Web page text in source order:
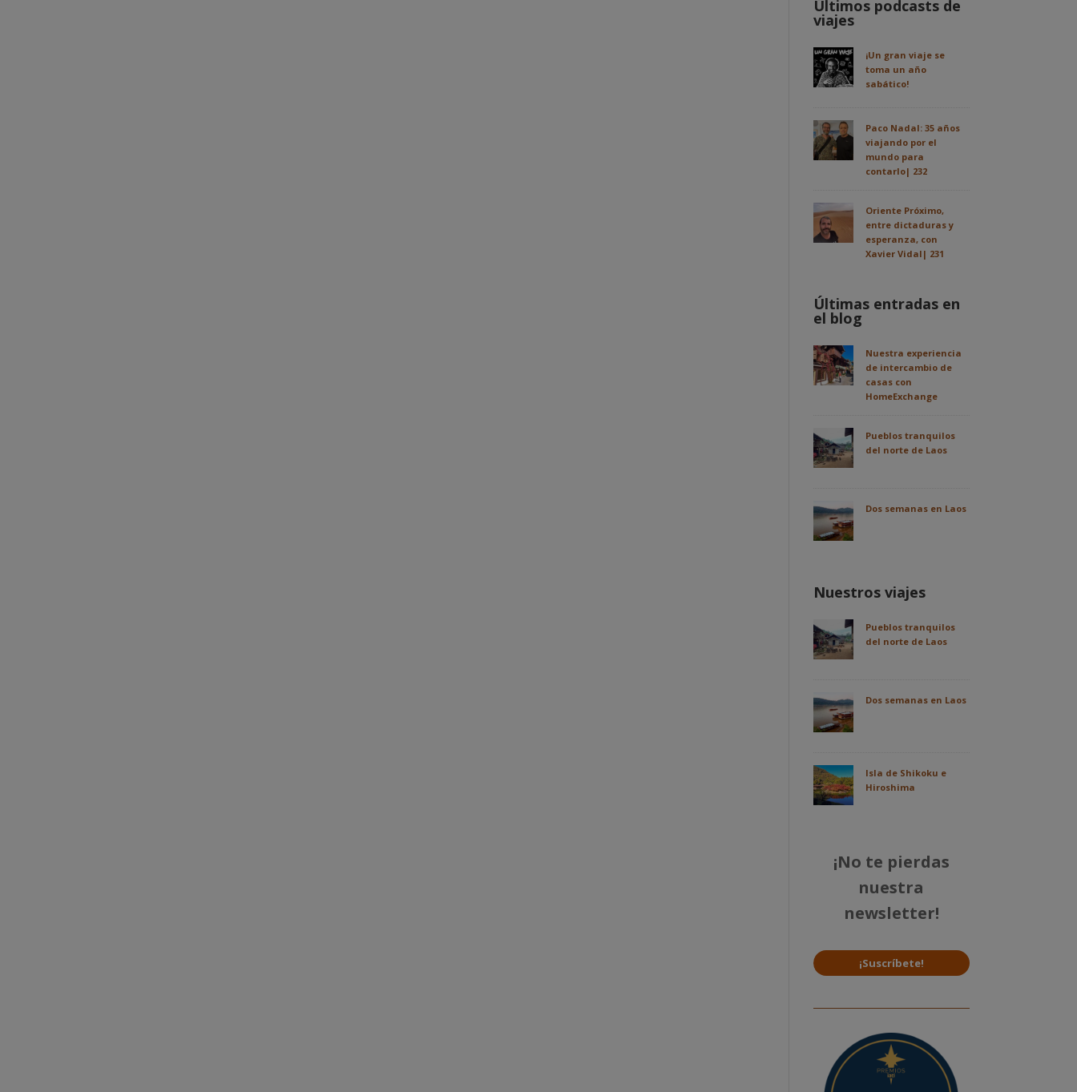
Últimos podcasts de
viajes
¡Un gran viaje se
toma un año
sabático!
Paco Nadal: 35 años
viajando por el
mundo para
contarlo| 232
Oriente Próximo,
entre dictaduras y
esperanza, con
Xavier Vidal| 231
Últimas entradas en
el blog
Nuestra experiencia
de intercambio de
casas con
HomeExchange
Pueblos tranquilos
del norte de Laos
Dos semanas en Laos
Nuestros viajes
Pueblos tranquilos
del norte de Laos
Dos semanas en Laos
Isla de Shikoku e
Hiroshima
¡No te pierdas
nuestra
newsletter!
¡Suscríbete!